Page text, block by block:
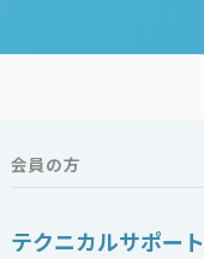
会員の方
テクニカルサポート